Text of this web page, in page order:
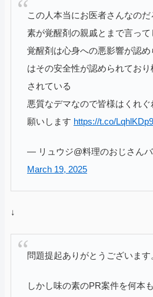
この人本当にお医者さんなの
素が覚醒剤の親戚とまで言って
覚醒剤は心身への悪影響が認
はその安全性が認められてお
されている
悪質なデマなので皆様はくれ
願いします https://t.co/
— リュウジ@料理のおじさん
March 19, 2025
↓
問題提起ありがとうございます
しかし味の素のPR案件を何本